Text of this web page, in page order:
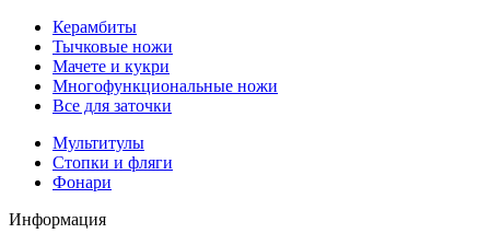
Керамбиты
Тычковые ножи
Мачете и кукри
Многофункциональные ножи
Все для заточки
Мультитулы
Стопки и фляги
Фонари
Информация